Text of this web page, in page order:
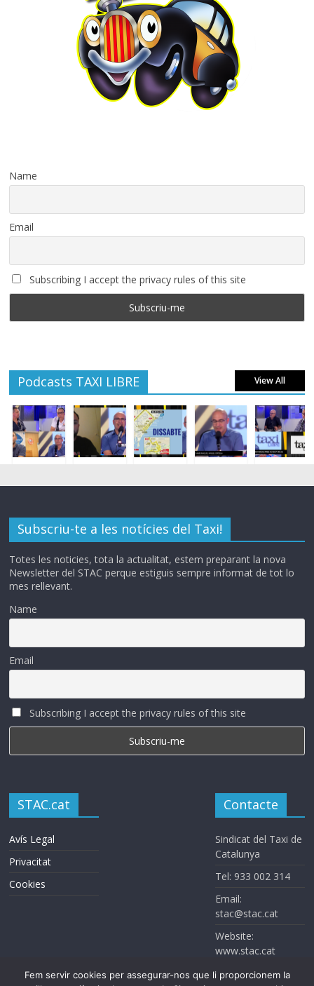
Name
Email
Subscribing I accept the privacy rules of this site
Podcasts TAXI LIBRE View All
Subscriu-te a les notícies del Taxi!
Totes les noticies, tota la actualitat, estem preparant la nova
Newsletter del STAC perque estiguis sempre informat de tot lo
mes rellevant.
Name
Email
Subscribing I accept the privacy rules of this site
STAC.cat
Avís Legal
Privacitat
Cookies
Contacte
Sindicat del Taxi de
Catalunya
Tel: 933 002 314
Email:
stac@stac.cat
Website:
www.stac.cat
Fem servir cookies per assegurar-nos que li proporcionem la